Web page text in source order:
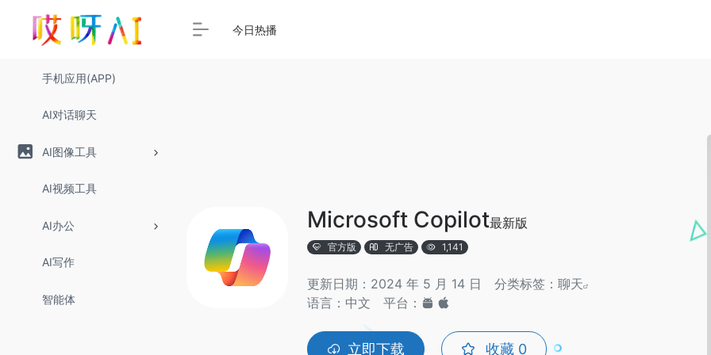
手机应用(APP)
AI对话聊天
AI图像工具
AI视频工具
AI办公
AI写作
智能体
今日热播
Microsoft Copilot最新版
官方版 无广告 1,141
更新日期：2024 年 5 月 14 日 分类标签： 聊天
语言：中文
平台：
立即下载 收藏 0